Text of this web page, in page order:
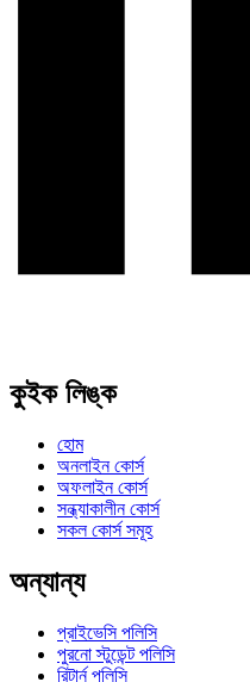
কুইক লিঙ্ক
হোম
অনলাইন কোর্স
অফলাইন কোর্স
সন্ধ্যাকালীন কোর্স
সকল কোর্স সমূহ
অন্যান্য
প্রাইভেসি পলিসি
পুরনো স্টুডেন্ট পলিসি
রিটার্ন পলিসি